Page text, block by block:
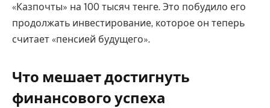
«Казпочты» на 100 тысяч тенге. Это побудило его
продолжать инвестирование, которое он теперь
считает «пенсией будущего».
Что мешает достигнуть
финансового успеха